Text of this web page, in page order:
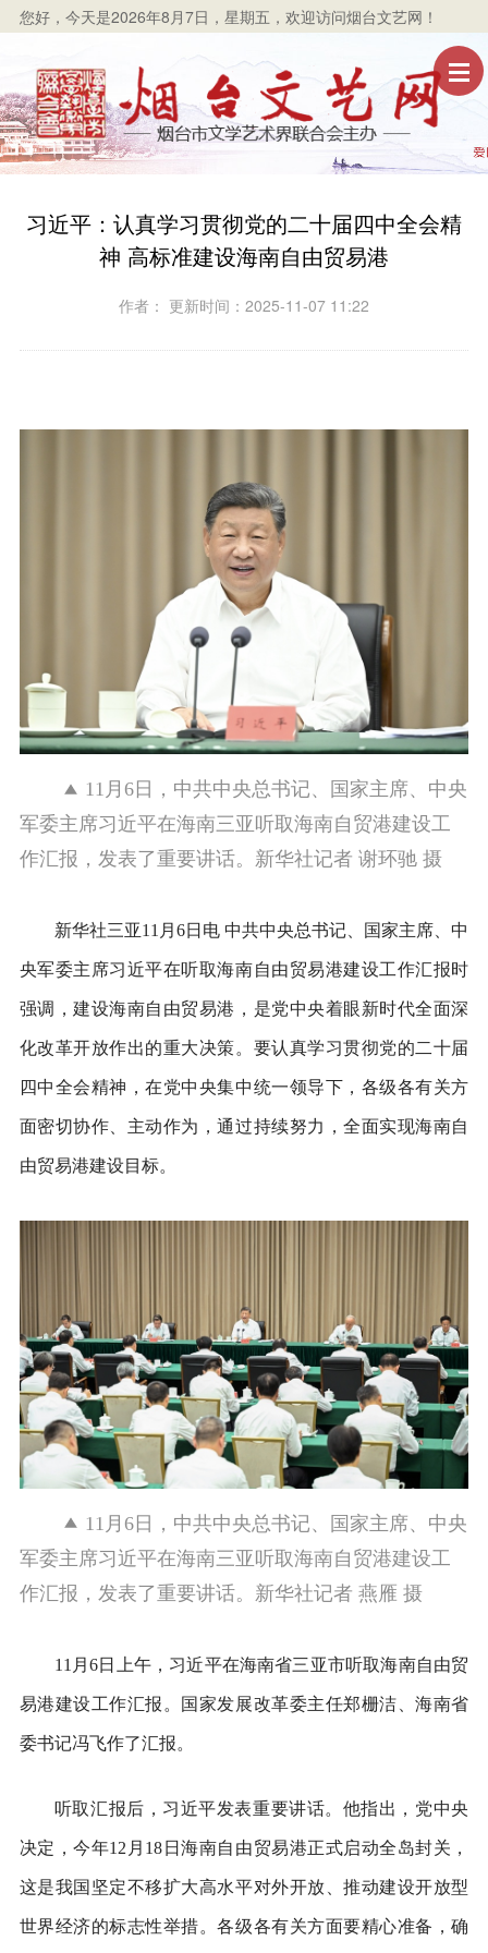
您好， 今天是2026年8月7日，星期五 ，欢迎访问烟台文艺网！
习近平：认真学习贯彻党的二十届四中全会精
神 高标准建设海南自由贸易港
作者： 更新时间：2025-11-07 11:22
11月6日，中共中央总书记、国家主席、中央
军委主席习近平在海南三亚听取海南自贸港建设工
作汇报，发表了重要讲话。新华社记者 谢环驰 摄
新华社三亚11月6日电 中共中央总书记、国家主席、中
央军委主席习近平在听取海南自由贸易港建设工作汇报时
强调，建设海南自由贸易港，是党中央着眼新时代全面深
化改革开放作出的重大决策。要认真学习贯彻党的二十届
四中全会精神，在党中央集中统一领导下，各级各有关方
面密切协作、主动作为，通过持续努力，全面实现海南自
由贸易港建设目标。
11月6日，中共中央总书记、国家主席、中央
军委主席习近平在海南三亚听取海南自贸港建设工
作汇报，发表了重要讲话。新华社记者 燕雁 摄
11月6日上午，习近平在海南省三亚市听取海南自由贸
易港建设工作汇报。国家发展改革委主任郑栅洁、海南省
委书记冯飞作了汇报。
听取汇报后，习近平发表重要讲话。他指出，党中央
决定，今年12月18日海南自由贸易港正式启动全岛封关，
这是我国坚定不移扩大高水平对外开放、推动建设开放型
世界经济的标志性举措。各级各有关方面要精心准备，确